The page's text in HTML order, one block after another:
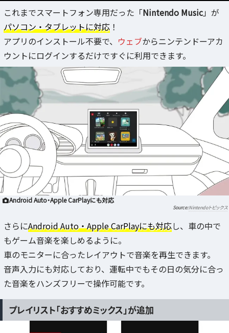
これまでスマートフォン専用だった「Nintendo Music」が
パソコン・タブレットに対応 ！
アプリのインストール不要で、 ウェブからニンテンドーアカ
ウントにログインするだけですぐに利用できます。
Android Auto・Apple CarPlayにも対応
Nintendoトピックス
さらにAndroid Auto・Apple CarPlayにも対応し、車の中で
もゲーム音楽を楽しめるように。
車のモニターに合ったレイアウトで音楽を再生できます。
音声入力にも対応しており、運転中でもその日の気分に合っ
た音楽をハンズフリーで操作可能です。
プレイリスト「おすすめミックス」が追加